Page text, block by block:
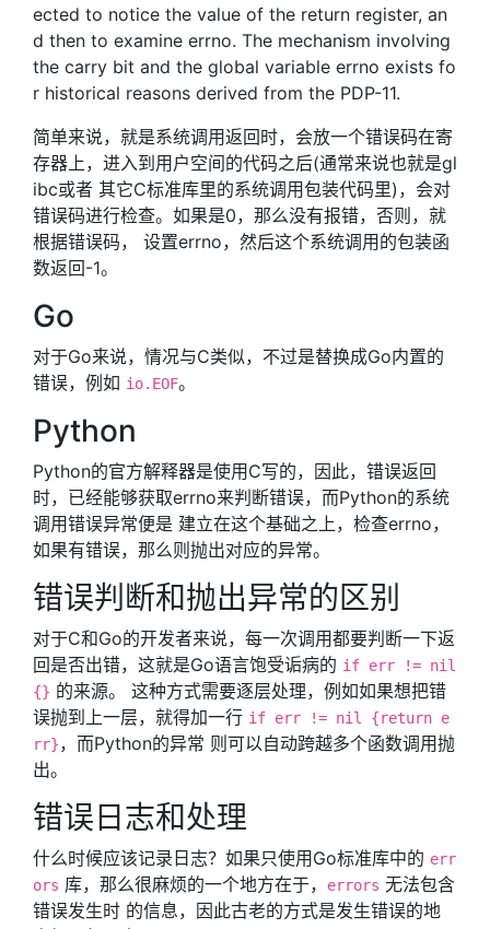
ected to notice the value of the return register, an
d then to examine errno. The mechanism involving
the carry bit and the global variable errno exists fo
r historical reasons derived from the PDP-11.
简单来说，就是系统调用返回时，会放一个错误码在寄
存器上，进入到用户空间的代码之后(通常来说也就是gl
ibc或者 其它C标准库里的系统调用包装代码里)，会对
错误码进行检查。如果是0，那么没有报错，否则，就
根据错误码， 设置errno，然后这个系统调用的包装函
数返回-1。
Go
对于Go来说，情况与C类似，不过是替换成Go内置的
错误，例如 io.EOF。
Python
Python的官方解释器是使用C写的，因此，错误返回
时，已经能够获取errno来判断错误，而Python的系统
调用错误异常便是 建立在这个基础之上，检查errno，
如果有错误，那么则抛出对应的异常。
错误判断和抛出异常的区别
对于C和Go的开发者来说，每一次调用都要判断一下返
回是否出错，这就是Go语言饱受诟病的 if err != nil
{} 的来源。 这种方式需要逐层处理，例如如果想把错
误抛到上一层，就得加一行 if err != nil {return e
rr}，而Python的异常 则可以自动跨越多个函数调用抛
出。
错误日志和处理
什么时候应该记录日志？如果只使用Go标准库中的 err
ors 库，那么很麻烦的一个地方在于， errors 无法包含
错误发生时 的信息，因此古老的方式是发生错误的地